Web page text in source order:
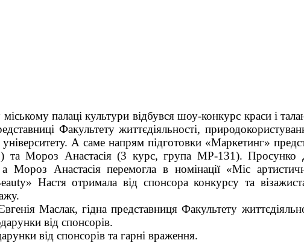
палаці культури відбувся шоу-конкурс краси і
Факультету життєдіяльності,
університету. А саме напрям підготовки «Маркетинг»
Мороз Анастасія (3 курс, група МР-131). Просунко
а Мороз Анастасія перемогла в номінації «Міс
Настя отримала від спонсора конкурсу та
Маслак, гідна представниця Факультету
від спонсорів.
від спонсорів та гарні враження.